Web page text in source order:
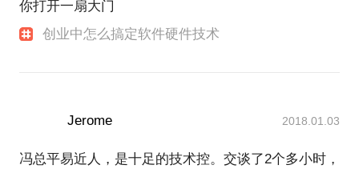
你打开一扇大门
创业中怎么搞定软件硬件技术
Jerome 2018.01.03
冯总平易近人，是十足的技术控。交谈了2个多小时，